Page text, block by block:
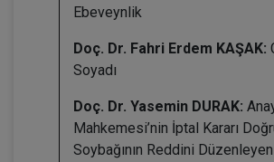
Ebeveynlik
Doç. Dr. Fahri Erdem KAŞAK:
Soyadı
Doç. Dr. Yasemin DURAK:
Mahkemesi’nin İptal Kararı
Soybağının Reddini